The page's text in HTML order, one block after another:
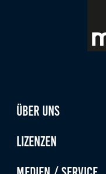
Über uns
Lizenzen
Medien / Service